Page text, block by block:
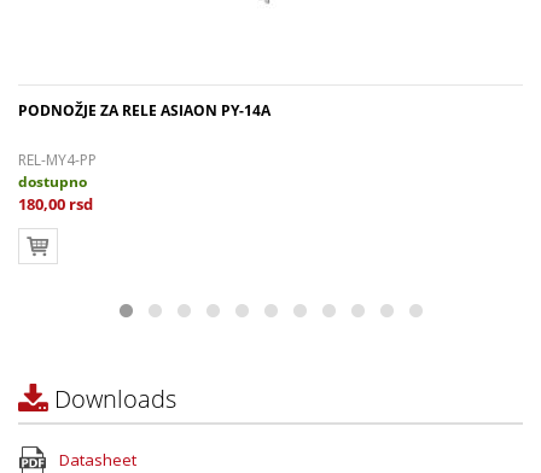
PODNOŽJE ZA RELE ASIAON PY-14A
REL-MY4-PP
dostupno
180,00 rsd
Downloads
Datasheet